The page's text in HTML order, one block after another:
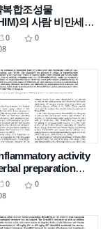
합조성물
의 사람 비만세포
제 효과
0
0
activity
preparation
in rats
0
0